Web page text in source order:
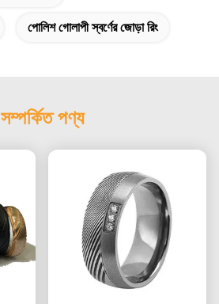
পোলিশ গোলাপী স্বর্ণের জোড়া রিং
সম্পর্কিত পণ্য